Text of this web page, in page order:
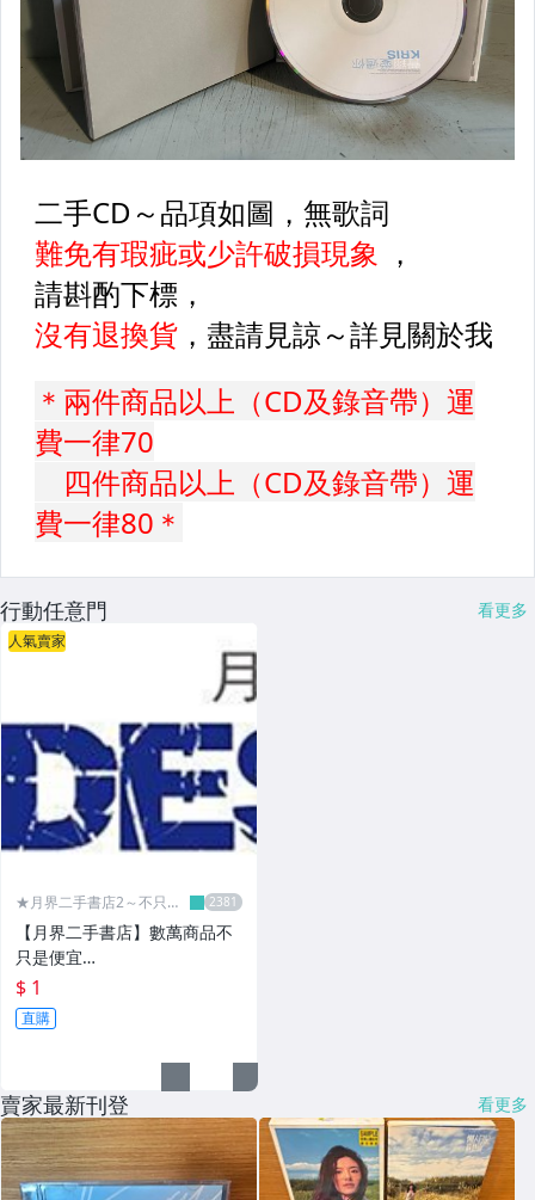
行動任意門 看更多
人氣賣家
★月界二手書店2～不只是
【月界二手書店】數萬商品不
只是便宜…
$ 1
直購
賣家最新刊登 看更多